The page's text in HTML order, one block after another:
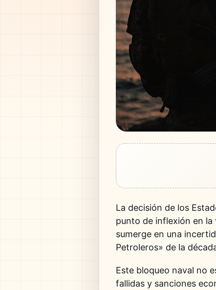
La decisión de los
punto de inflexión en la
sumerge en una
Petroleros» de la
Este bloqueo naval no
fallidas y sanciones